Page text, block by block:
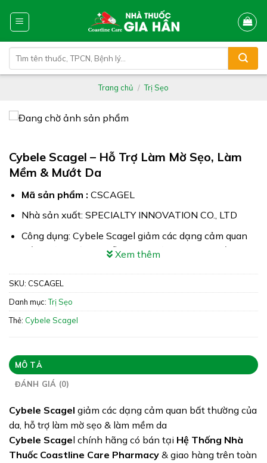
kiếm:
Trang chủ / Trị Sẹo
Cybele Scagel – Hỗ Trợ Làm Mờ Sẹo, Làm
Mềm & Mướt Da
Mã sản phẩm : CSCAGEL
Nhà sản xuất: SPECIALTY INNOVATION CO., LTD
Công dụng: Cybele Scagel giảm các dạng cảm quan
bất thường của da, hỗ trợ làm mờ sẹo & làm mềm da
Xuất xứ: Thái Lan
Giấy phép: 33374/17/CBMP-QLD
Quy cách: Tuýp 19g
Xem thêm
SKU: CSCAGEL
Danh mục:Trị Sẹo
Thẻ: Cybele Scagel
MÔ TẢ
ĐÁNH GIÁ (0)
Cybele Scagel giảm các dạng cảm quan bất thường của
da, hỗ trợ làm mờ sẹo & làm mềm da
Cybele Scagel chính hãng có bán tại Hệ Thống Nhà
Thuốc Coastline Care Pharmacy & giao hàng trên toàn